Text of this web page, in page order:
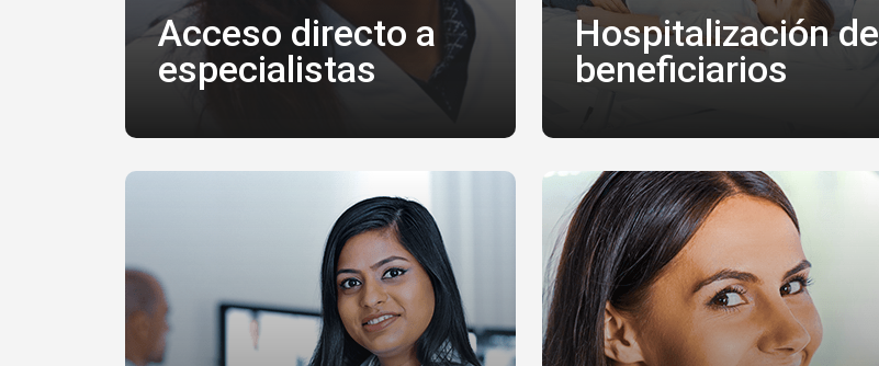
Acceso directo a
especialistas
Hospitalización de
beneficiarios